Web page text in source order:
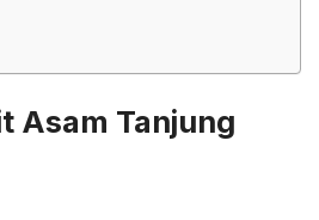
Asam Tanjung